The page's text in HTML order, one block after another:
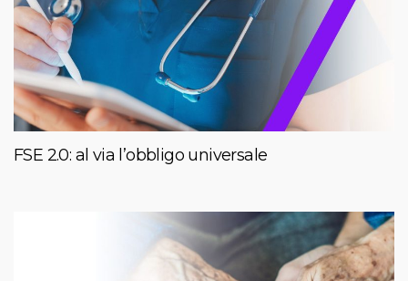
FSE 2.0: al via l’obbligo universale